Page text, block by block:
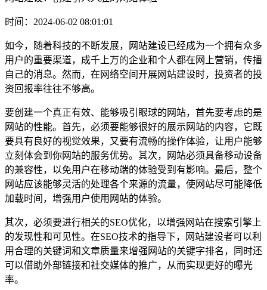
时间：2024-06-02 08:01:01
如今，随着科技的不断发展，网站建设已经成为一个拥有众多
用户的重要渠道，成千上万的企业和个人都在网上营销，传播
自己的消息。然而，在网络空间开展网站建设时，投资者的投
资回报率往往不够高。
要创建一个真正有效、能够吸引眼球的网站，首先要考虑的是
网站的性能。首先，必须要能够很好的展示网站的内容，它既
要具有良好的视觉效果，又要有流畅的操作体验，让用户能够
立刻体会到你网站的服务优势。其次，网站必须具备移动设备
的兼容性，以免用户在移动端的体验受到有影响。最后，整个
网站应该能够灵活的处理各个来源的流量，使网站尽可能降低
加载时间，增强用户使用网站的体验。
其次，必须要进行相关的SEO优化，以增强网站在搜索引擎上
的发现性和可见性。在SEO技术的指导下，网站建设者可以利
用合理的关键词和文章质量来增强网站的关键字排名，同时还
可以借助外部链接和社交媒体的推广，从而实现更好的曝光
率。